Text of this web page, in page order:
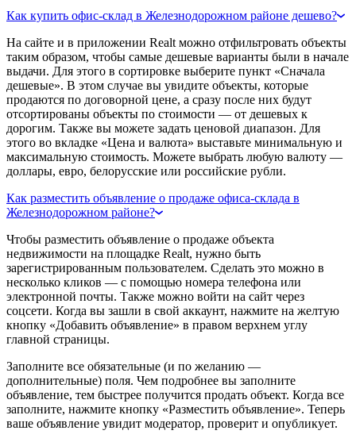
Как купить офис-склад в Железнодорожном районе дешево?
На сайте и в приложении Realt можно отфильтровать объекты
таким образом, чтобы самые дешевые варианты были в начале
выдачи. Для этого в сортировке выберите пункт «Сначала
дешевые». В этом случае вы увидите объекты, которые
продаются по договорной цене, а сразу после них будут
отсортированы объекты по стоимости — от дешевых к
дорогим. Также вы можете задать ценовой диапазон. Для
этого во вкладке «Цена и валюта» выставьте минимальную и
максимальную стоимость. Можете выбрать любую валюту —
доллары, евро, белорусские или российские рубли.
Как разместить объявление о продаже офиса-склада в
Железнодорожном районе?
Чтобы разместить объявление о продаже объекта
недвижимости на площадке Realt, нужно быть
зарегистрированным пользователем. Сделать это можно в
несколько кликов — с помощью номера телефона или
электронной почты. Также можно войти на сайт через
соцсети. Когда вы зашли в свой аккаунт, нажмите на желтую
кнопку «Добавить объявление» в правом верхнем углу
главной страницы.
Заполните все обязательные (и по желанию —
дополнительные) поля. Чем подробнее вы заполните
объявление, тем быстрее получится продать объект. Когда все
заполните, нажмите кнопку «Разместить объявление». Теперь
ваше объявление увидит модератор, проверит и опубликует.